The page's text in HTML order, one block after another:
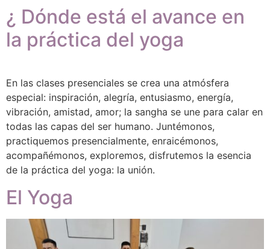
¿ Dónde está el avance en
la práctica del yoga
En las clases presenciales se crea una atmósfera
especial: inspiración, alegría, entusiasmo, energía,
vibración, amistad, amor; la sangha se une para calar en
todas las capas del ser humano. Juntémonos,
practiquemos presencialmente, enraicémonos,
acompañémonos, exploremos, disfrutemos la esencia
de la práctica del yoga: la unión.
El Yoga